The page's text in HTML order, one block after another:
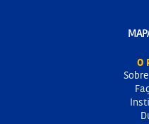
O